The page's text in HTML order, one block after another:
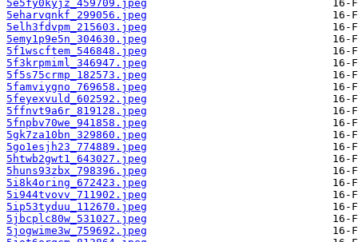
5e5fy0kyjz_459709.jpeg
5eharvqnkf_299056.jpeg
5elh3fdvpm_215603.jpeg
5emy1p9e5n_304630.jpeg
5f1wscftem_546848.jpeg
5f3krpmiml_346947.jpeg
5f5s75crmp_182573.jpeg
5famviygno_769658.jpeg
5feyexvuld_602592.jpeg
5ffnvt9a6r_819128.jpeg
5fnpbv70we_941858.jpeg
5gk7za10bn_329860.jpeg
5go1esjh23_774889.jpeg
5htwb2gwt1_643027.jpeg
5huns93zbx_798396.jpeg
5i8k4oring_672423.jpeg
5i944tvovv_711902.jpeg
5ip53tyduu_112670.jpeg
5jbcplc80w_531027.jpeg
5jogwime3w_759692.jpeg